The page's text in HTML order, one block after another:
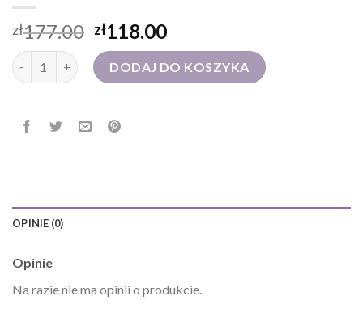
zł177.00 zł118.00
ilość o bag torebki DODAJ DO KOSZYKA
OPINIE (0)
Opinie
Na razie nie ma opinii o produkcie.